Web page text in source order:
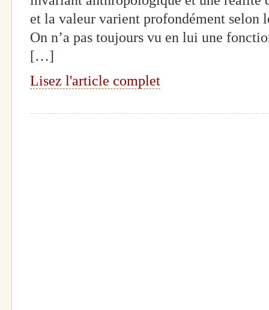
et la valeur varient profondément selon
On n’a pas toujours vu en lui une
[…]
Lisez l'article complet